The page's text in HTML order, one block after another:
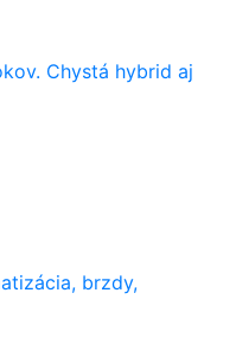
Chystá hybrid aj
brzdy,